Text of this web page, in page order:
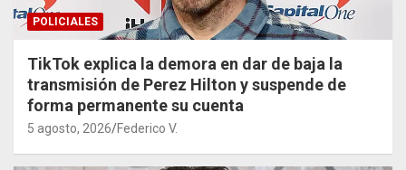
POLICIALES
TikTok explica la demora en dar de baja la
transmisión de Perez Hilton y suspende de
forma permanente su cuenta
5 agosto, 2026 Federico V.